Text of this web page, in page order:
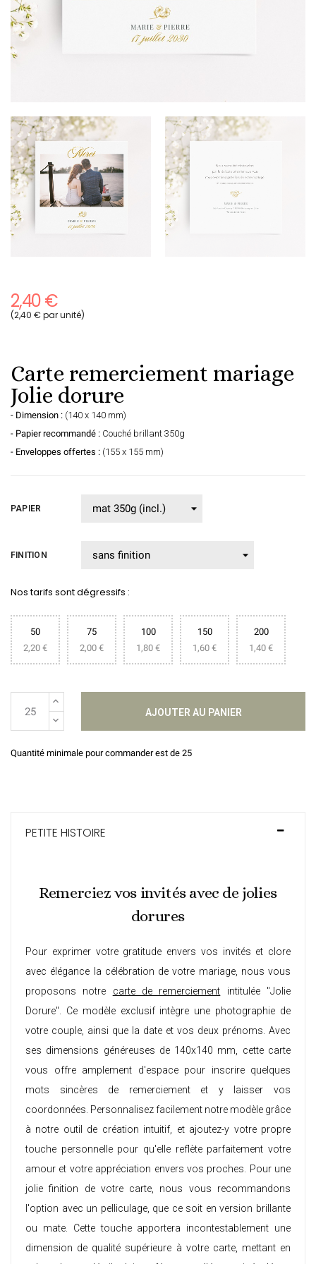
2,40 €
(2,40 € par unité)
Carte remerciement mariage
Jolie dorure
- Dimension : (140 x 140 mm)
- Papier recommandé : Couché brillant 350g
- Enveloppes offertes : (155 x 155 mm)
PAPIER
FINITION
Nos tarifs sont dégressifs :
50
2,20 €
75
2,00 €
100
1,80 €
150
1,60 €
200
1,40 €
AJOUTER AU PANIER
Quantité minimale pour commander est de 25
PETITE HISTOIRE
Remerciez vos invités avec de jolies
dorures
Pour exprimer votre gratitude envers vos invités et clore
avec élégance la célébration de votre mariage, nous vous
proposons notre carte de remerciement intitulée "Jolie
Dorure". Ce modèle exclusif intègre une photographie de
votre couple, ainsi que la date et vos deux prénoms. Avec
ses dimensions généreuses de 140x140 mm, cette carte
vous offre amplement d'espace pour inscrire quelques
mots sincères de remerciement et y laisser vos
coordonnées. Personnalisez facilement notre modèle grâce
à notre outil de création intuitif, et ajoutez-y votre propre
touche personnelle pour qu'elle reflète parfaitement votre
amour et votre appréciation envers vos proches. Pour une
jolie finition de votre carte, nous vous recommandons
l'option avec un pelliculage, que ce soit en version brillante
ou mate. Cette touche apportera incontestablement une
dimension de qualité supérieure à votre carte, mettant en